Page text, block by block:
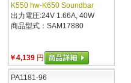
K550 hw-K650 Soundbar
出力電圧:24V 1.66A, 40W
商品型式：SAM17880
￥4,139 円
PA1181-96